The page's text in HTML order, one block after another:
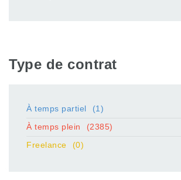
Type de contrat
À temps partiel
(1)
À temps plein
(2385)
Freelance
(0)